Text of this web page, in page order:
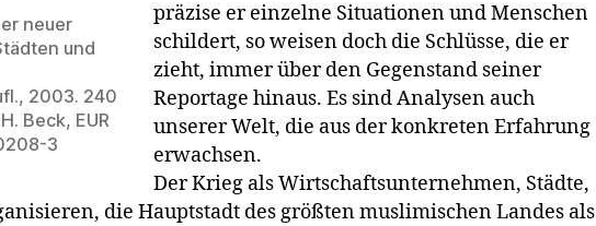
neuer
und
2003. 240
Beck, EUR
3
präzise er einzelne Situationen und Menschen
schildert, so weisen doch die Schlüsse, die er
zieht, immer über den Gegenstand seiner
Reportage hinaus. Es sind Analysen auch
unserer Welt, die aus der konkreten Erfahrung
erwachsen.
Der Krieg als Wirtschaftsunternehmen, Städte,
die Hauptstadt des größten muslimischen Landes als